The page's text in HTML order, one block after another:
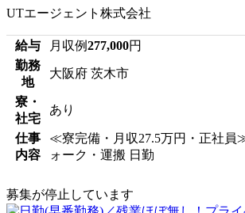
UTエージェント株式会社
給与 月収例277,000円
勤務
地
大阪府 茨木市
寮・
社宅
あり
仕事
内容
≪寮完備・月収27.5万円・正社員
ォーク・運搬 日勤
募集が停止しています